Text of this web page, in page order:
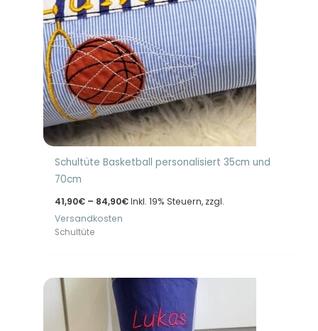
Schultüte Basketball personalisiert 35cm und
70cm
41,90€ – 84,90€Preisspanne:
Inkl. 19% Steuern, zzgl.
Versandkosten
Schultüte